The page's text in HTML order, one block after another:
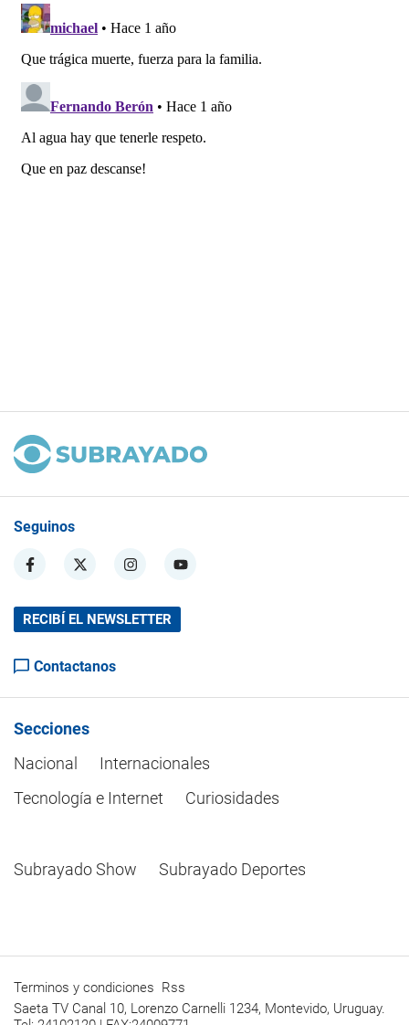
Seguinos
RECIBÍ EL NEWSLETTER
Contactanos
Secciones
Nacional
Internacionales
Tecnología e Internet
Curiosidades
Subrayado Show Subrayado Deportes
Terminos y condiciones Rss
Saeta TV Canal 10, Lorenzo Carnelli 1234, Montevido, Uruguay.